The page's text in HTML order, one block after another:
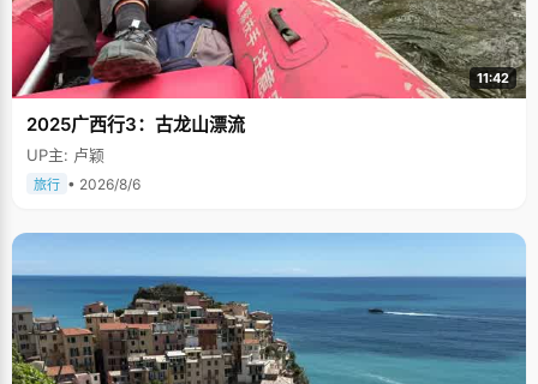
11:42
2025广西行3：古龙山漂流
UP主: 卢颖
旅行 • 2026/8/6